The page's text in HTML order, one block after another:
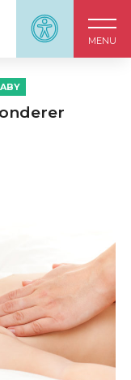
Panneau
MENU
teilen
sur email